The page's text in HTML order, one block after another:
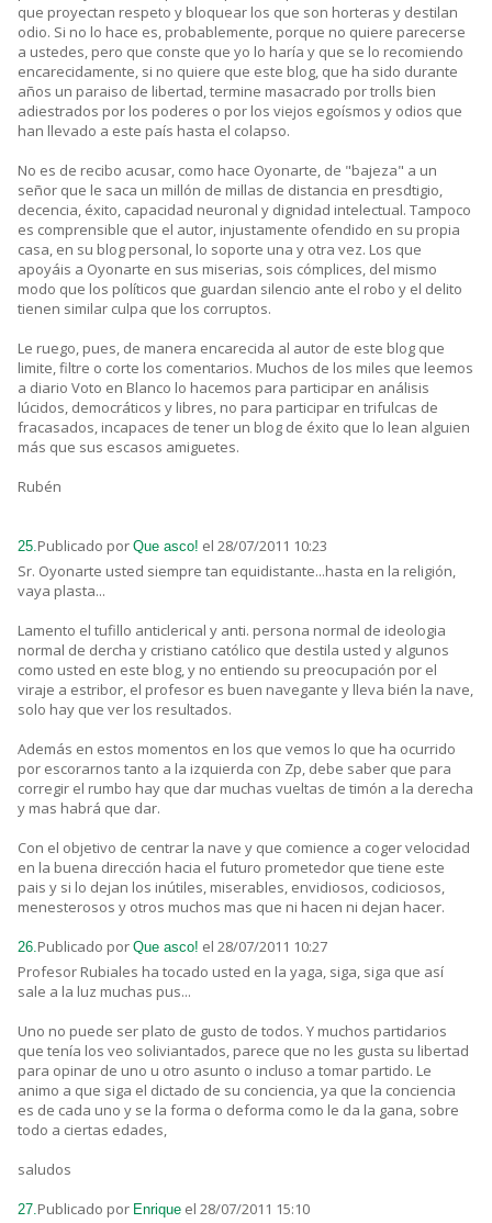
que proyectan respeto y bloquear los que son horteras y destilan
odio. Si no lo hace es, probablemente, porque no quiere parecerse
a ustedes, pero que conste que yo lo haría y que se lo recomiendo
encarecidamente, si no quiere que este blog, que ha sido durante
años un paraiso de libertad, termine masacrado por trolls bien
adiestrados por los poderes o por los viejos egoísmos y odios que
han llevado a este país hasta el colapso.
No es de recibo acusar, como hace Oyonarte, de "bajeza" a un
señor que le saca un millón de millas de distancia en presdtigio,
decencia, éxito, capacidad neuronal y dignidad intelectual. Tampoco
es comprensible que el autor, injustamente ofendido en su propia
casa, en su blog personal, lo soporte una y otra vez. Los que
apoyáis a Oyonarte en sus miserias, sois cómplices, del mismo
modo que los políticos que guardan silencio ante el robo y el delito
tienen similar culpa que los corruptos.
Le ruego, pues, de manera encarecida al autor de este blog que
limite, filtre o corte los comentarios. Muchos de los miles que leemos
a diario Voto en Blanco lo hacemos para participar en análisis
lúcidos, democráticos y libres, no para participar en trifulcas de
fracasados, incapaces de tener un blog de éxito que lo lean alguien
más que sus escasos amiguetes.
Rubén
25.Publicado por Que asco! el 28/07/2011 10:23
Sr. Oyonarte usted siempre tan equidistante...hasta en la religión,
vaya plasta...
Lamento el tufillo anticlerical y anti. persona normal de ideologia
normal de dercha y cristiano católico que destila usted y algunos
como usted en este blog, y no entiendo su preocupación por el
viraje a estribor, el profesor es buen navegante y lleva bién la nave,
solo hay que ver los resultados.
Además en estos momentos en los que vemos lo que ha ocurrido
por escorarnos tanto a la izquierda con Zp, debe saber que para
corregir el rumbo hay que dar muchas vueltas de timón a la derecha
y mas habrá que dar.
Con el objetivo de centrar la nave y que comience a coger velocidad
en la buena dirección hacia el futuro prometedor que tiene este
pais y si lo dejan los inútiles, miserables, envidiosos, codiciosos,
menesterosos y otros muchos mas que ni hacen ni dejan hacer.
26.Publicado por Que asco! el 28/07/2011 10:27
Profesor Rubiales ha tocado usted en la yaga, siga, siga que así
sale a la luz muchas pus...
Uno no puede ser plato de gusto de todos. Y muchos partidarios
que tenía los veo soliviantados, parece que no les gusta su libertad
para opinar de uno u otro asunto o incluso a tomar partido. Le
animo a que siga el dictado de su conciencia, ya que la conciencia
es de cada uno y se la forma o deforma como le da la gana, sobre
todo a ciertas edades,
saludos
27.Publicado por Enrique el 28/07/2011 15:10